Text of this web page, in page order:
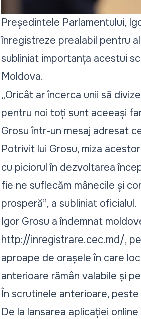
Președintele Parlamentului,
înregistreze prealabil pentru
subliniat importanța acestui
Moldova.
„Oricât ar încerca unii să
pentru noi toți sunt aceeași
Grosu într-un mesaj adresat
Potrivit lui Grosu, miza
cu piciorul în dezvoltarea
fie ne suflecăm mânecile și
prosperă”, a subliniat oficialul.
Igor Grosu a îndemnat
http://inregistrare.cec.md/,
aproape de orașele în care
anterioare rămân valabile și
În scrutinele anterioare,
De la lansarea aplicației